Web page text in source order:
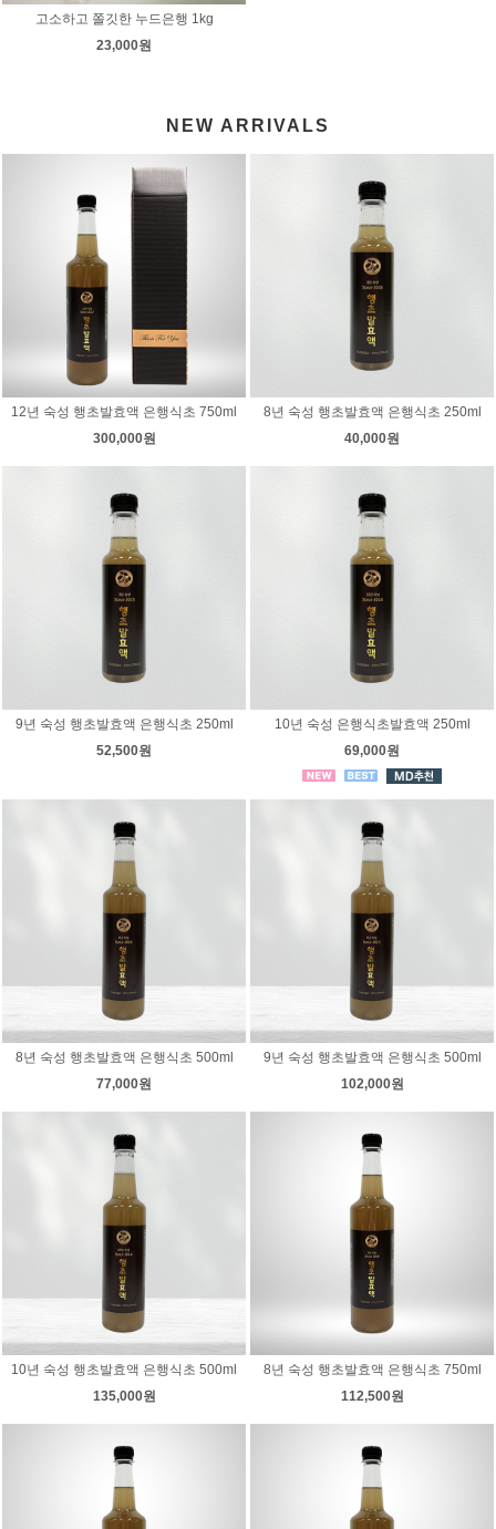
고소하고 쫄깃한 누드은행 1kg
23,000원
NEW ARRIVALS
12년 숙성 행초발효액 은행식초 750ml
300,000원
8년 숙성 행초발효액 은행식초 250ml
40,000원
9년 숙성 행초발효액 은행식초 250ml
52,500원
10년 숙성 은행식초발효액 250ml
69,000원
8년 숙성 행초발효액 은행식초 500ml
77,000원
9년 숙성 행초발효액 은행식초 500ml
102,000원
10년 숙성 행초발효액 은행식초 500ml
135,000원
8년 숙성 행초발효액 은행식초 750ml
112,500원